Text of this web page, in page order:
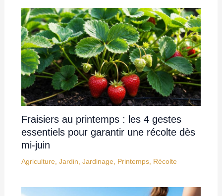
Fraisiers au printemps : les 4 gestes
essentiels pour garantir une récolte dès
mi-juin
Agriculture Jardin Jardinage Printemps, Récolte